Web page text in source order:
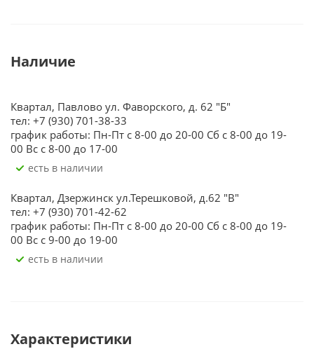
Наличие
Квартал, Павлово ул. Фаворского, д. 62 "Б"
тел: +7 (930) 701-38-33
график работы: Пн-Пт с 8-00 до 20-00 Сб с 8-00 до 19-
00 Вс с 8-00 до 17-00
Есть в наличии
Квартал, Дзержинск ул.Терешковой, д.62 "В"
тел: +7 (930) 701-42-62
график работы: Пн-Пт с 8-00 до 20-00 Сб с 8-00 до 19-
00 Вс с 9-00 до 19-00
Есть в наличии
Характеристики